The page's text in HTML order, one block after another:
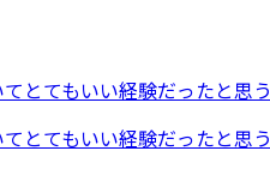
とてもいい経験だったと思う
とてもいい経験だったと思う